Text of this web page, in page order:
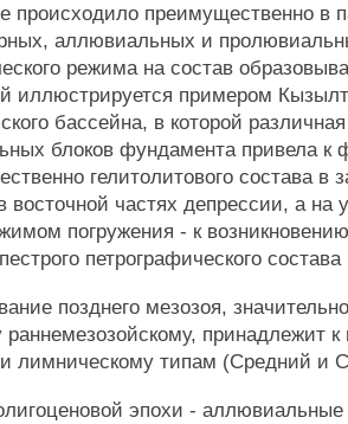
происходило преимущественно в
аллювиальных и
режима на состав
иллюстрируется примером
бассейна, в которой
блоков фундамента привела
гелитолитового состава в
восточной частях депрессии, а на
погружения - к
петрографического состава
позднего мезозоя,
принадлежит к
лимническому типам (Средний и
эпохи - аллювиальные